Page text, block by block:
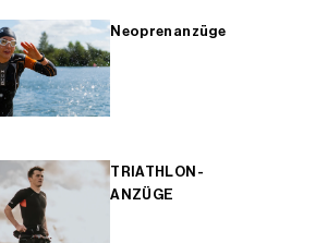
Neoprenanzüge
TRIATHLON-
ANZÜGE